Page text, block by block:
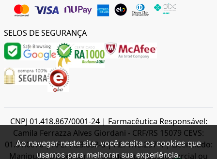
SELOS DE SEGURANÇA
CNPJ 01.418.867/0001-24 | Farmacêutica Responsável:
Camila Ferrazza Alves Giordani - CRF/RS 15079 CEVS:
01.01.0070 | AFE: 7.33.658-3 | AE: 1.13.257-4 | Licenciado:
Manipular, Dispensar - Proibida reprodução parcial ou
Ao navegar neste site, você aceita os cookies que
usamos para melhorar sua experiência.